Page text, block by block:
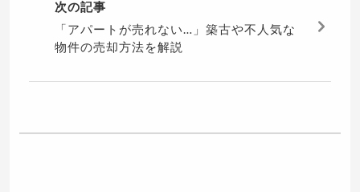
次の記事
「アパートが売れない…」築古や不人気な
物件の売却方法を解説